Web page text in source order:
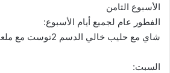
الأسبوع الثامن
الفطور عام لجميع أيام الأسبوع:
شاي مع حليب خالي الدسم 2توست مع ملعقة لبنة.
السبت: